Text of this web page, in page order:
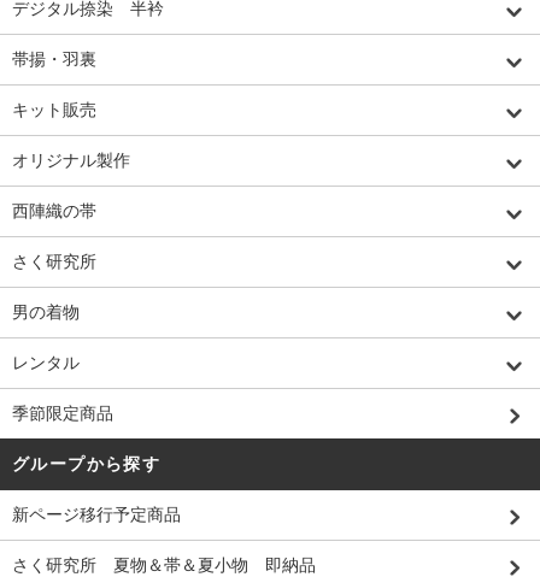
デジタル捺染 半衿
帯揚・羽裏
キット販売
オリジナル製作
西陣織の帯
さく研究所
男の着物
レンタル
季節限定商品
グループから探す
新ページ移行予定商品
さく研究所 夏物＆帯＆夏小物 即納品